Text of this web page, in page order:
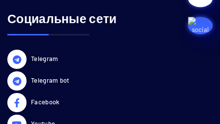
Социальные сети
Telegram
Telegram bot
Facebook